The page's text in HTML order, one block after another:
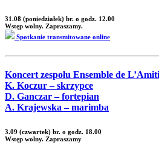
31.08 (poniedziałek) br. o godz. 12.00
Wstęp wolny. Zapraszamy.
Spotkanie transmitowane online
Koncert zespołu Ensemble de
K. Koczur – skrzypce
D. Ganczar – fortepian
A. Krajewska – marimba
3.09 (czwartek) br. o godz. 18.00
Wstęp wolny. Zapraszamy